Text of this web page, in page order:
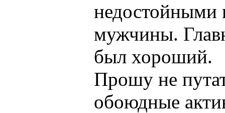
недостойными
мужчины.
был хороший.
Прошу не
обоюдные